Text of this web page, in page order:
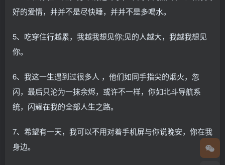
好的爱情，并并不是尽快睡，并并不是多喝水。
5、吃穿住行越累，我越我想见你;见的人越大，我越我想见
你。
6、我这一生遇到过很多人 ，他们如同手指尖的烟火，忽
闪，最后只沦为一抹余烬，或许不一样，你如北斗导航系
统，闪耀在我的全部人生之路。
7、希望有一天，我可以不用对着手机屏与你说晚安，你在我
身边。